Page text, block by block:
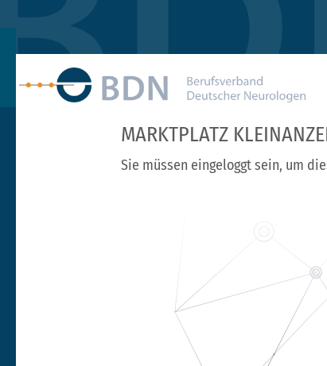
MARKTPLATZ
Sie müssen eingeloggt sein, um